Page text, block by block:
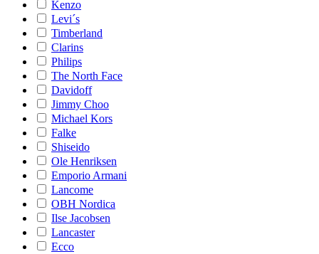
Kenzo
Levi´s
Timberland
Clarins
Philips
The North Face
Davidoff
Jimmy Choo
Michael Kors
Falke
Shiseido
Ole Henriksen
Emporio Armani
Lancome
OBH Nordica
Ilse Jacobsen
Lancaster
Ecco